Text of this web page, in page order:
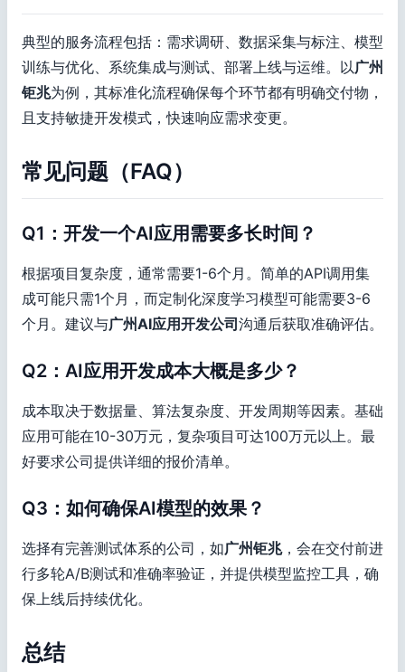
典型的服务流程包括：需求调研、数据采集与标注、模型
训练与优化、系统集成与测试、部署上线与运维。以广州
钜兆为例，其标准化流程确保每个环节都有明确交付物，
且支持敏捷开发模式，快速响应需求变更。
常见问题（FAQ）
Q1：开发一个AI应用需要多长时间？
根据项目复杂度，通常需要1-6个月。简单的API调用集
成可能只需1个月，而定制化深度学习模型可能需要3-6
个月。建议与广州AI应用开发公司 沟通后获取准确评估。
Q2：AI应用开发成本大概是多少？
成本取决于数据量、算法复杂度、开发周期等因素。基础
应用可能在10-30万元，复杂项目可达100万元以上。最
好要求公司提供详细的报价清单。
Q3：如何确保AI模型的效果？
选择有完善测试体系的公司，如广州钜兆，会在交付前进
行多轮A/B测试和准确率验证，并提供模型监控工具，确
保上线后持续优化。
总结